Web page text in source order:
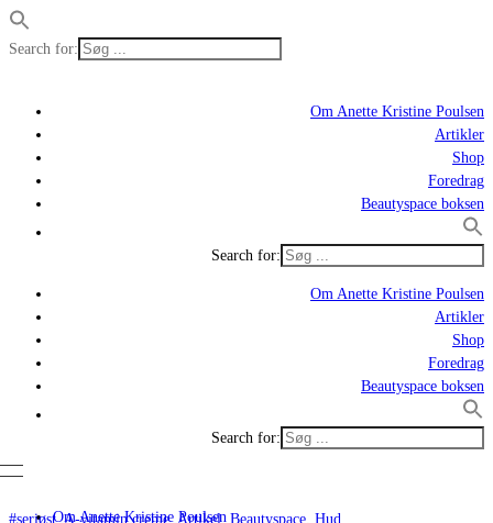
Search for:
Om Anette Kristine Poulsen
Artikler
Shop
Foredrag
Beautyspace boksen
Search for:
Om Anette Kristine Poulsen
Artikler
Shop
Foredrag
Beautyspace boksen
Search for:
Om Anette Kristine Poulsen
#seriøst,A-vitamin creme,Artikel, Beautyspace, Hud